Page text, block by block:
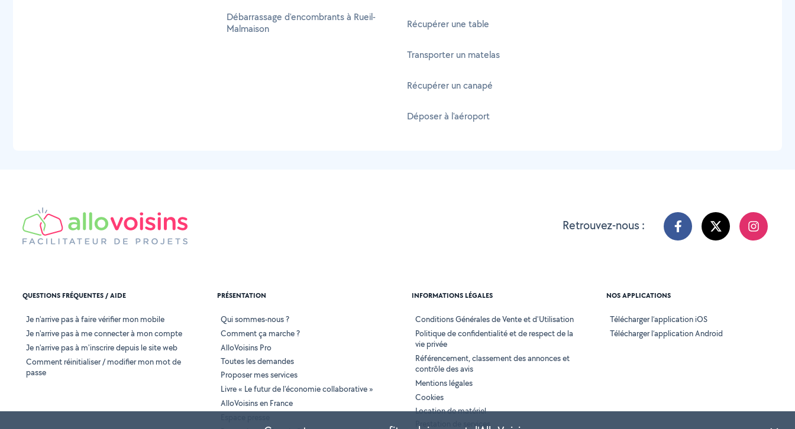
Débarrassage d'encombrants à Rueil-
Malmaison
Récupérer une table
Transporter un matelas
Récupérer un canapé
Déposer à l'aéroport
Retrouvez-nous :
QUESTIONS FRÉQUENTES / AIDE
Je n'arrive pas à faire vérifier mon mobile
Je n'arrive pas à me connecter à mon compte
Je n'arrive pas à m'inscrire depuis le site web
Comment réinitialiser / modifier mon mot de
passe
PRÉSENTATION
Qui sommes-nous ?
Comment ça marche ?
AlloVoisins Pro
Toutes les demandes
Proposer mes services
Livre « Le futur de l'économie collaborative »
AlloVoisins en France
INFORMATIONS LÉGALES
Conditions Générales de Vente et d'Utilisation
Politique de confidentialité et de respect de la
vie privée
Référencement, classement des annonces et
contrôle des avis
Mentions légales
Cookies
Location de matériel
Prestation de services
NOS APPLICATIONS
Télécharger l’application iOS
Télécharger l’application Android